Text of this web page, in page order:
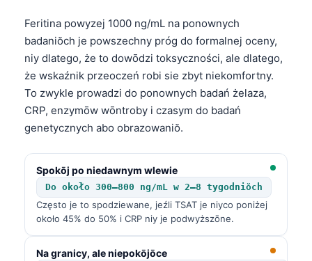
Feritina powyzej 1000 ng/mL na ponownych
badaniŏch je powszechny próg do formalnej oceny,
niy dlatego, że to dowōdzi toksyczności, ale dlatego,
że wskaźnik przeoczeń robi sie zbyt niekomfortny.
To zwykle prowadzi do ponownych badań żelaza,
CRP, enzymōw wōntroby i czasym do badań
genetycznych abo obrazowaniŏ.
Spokōj po niedawnym wlewie
Do około 300–800 ng/mL w 2–8 tygodniŏch
Często je to spodziewane, jeźli TSAT je niyco poniżej
około 45% do 50% i CRP niy je podwyższōne.
Na granicy, ale niepokōjōce
ไทย
ភាសាខ្មែរ
Kiswahili
O‘zbekcha
Català
Қазақ тілі
Suomi
Hrvatski